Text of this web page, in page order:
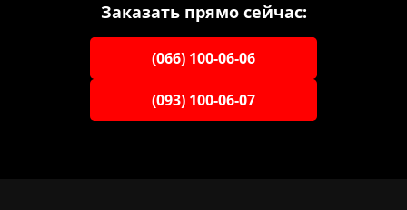
Заказать прямо сейчас:
(066) 100-06-06
(093) 100-06-07